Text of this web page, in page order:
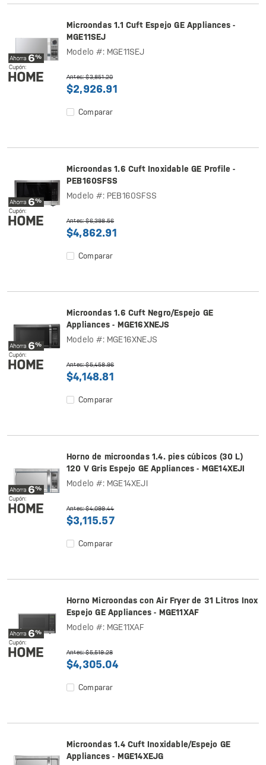
Microondas 1.1 Cuft Espejo GE Appliances -
MGE11SEJ
Modelo #: MGE11SEJ
Antes: $3,851.20
$2,926.91
Comparar
Microondas 1.6 Cuft Inoxidable GE Profile -
PEB160SFSS
Modelo #: PEB160SFSS
Antes: $6,398.56
$4,862.91
Comparar
Microondas 1.6 Cuft Negro/Espejo GE
Appliances - MGE16XNEJS
Modelo #: MGE16XNEJS
Antes: $5,458.96
$4,148.81
Comparar
Horno de microondas 1.4. pies cúbicos (30 L)
120 V Gris Espejo GE Appliances - MGE14XEJI
Modelo #: MGE14XEJI
Antes: $4,099.44
$3,115.57
Comparar
Horno Microondas con Air Fryer de 31 Litros Inox
Espejo GE Appliances - MGE11XAF
Modelo #: MGE11XAF
Antes: $5,519.28
$4,305.04
Comparar
Microondas 1.4 Cuft Inoxidable/Espejo GE
Appliances - MGE14XEJG